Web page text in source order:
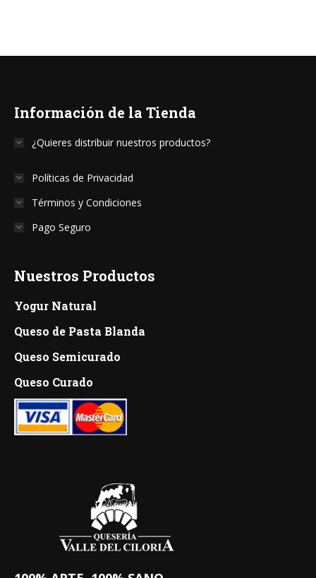
Información de la Tienda
¿Quieres distribuir nuestros productos?
Políticas de Privacidad
Términos y Condiciones
Pago Seguro
Nuestros Productos
Yogur Natural
Queso de Pasta Blanda
Queso Semicurado
Queso Curado